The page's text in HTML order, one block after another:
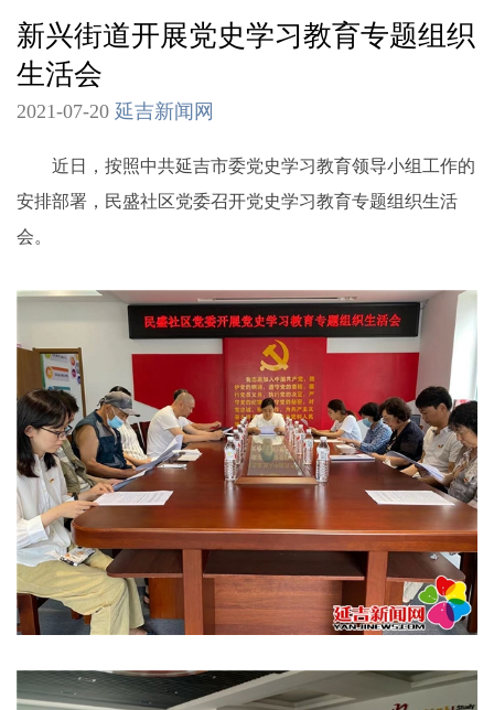
新兴街道开展党史学习教育专题组织
生活会
2021-07-20 延吉新闻网
近日，按照中共延吉市委党史学习教育领导小组工作的
安排部署，民盛社区党委召开党史学习教育专题组织生活
会。